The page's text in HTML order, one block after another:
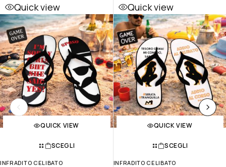
Quick view
QUICK VIEW
SCEGLI
INFRADITO CELIBATO
Quick view
QUICK VIEW
SCEGLI
INFRADITO CELIBATO